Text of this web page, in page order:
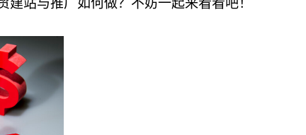
站与推广如何做？不妨一起来看看吧！